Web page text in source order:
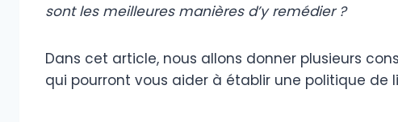
sont les meilleures manières d’y remédier ?
Dans cet article, nous allons donner plusieurs
qui pourront vous aider à établir une politique de